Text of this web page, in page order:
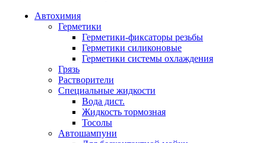
Автохимия
Герметики
Герметики-фиксаторы резьбы
Герметики силиконовые
Герметики системы охлаждения
Грязь
Растворители
Специальные жидкости
Вода дист.
Жидкость тормозная
Тосолы
Автошампуни